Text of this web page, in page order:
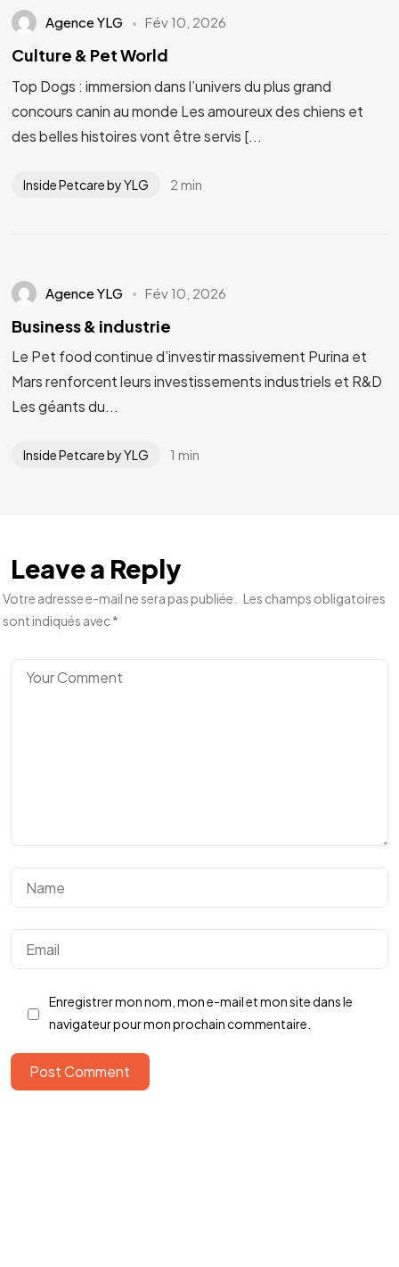
Agence YLG Fév 10, 2026
Culture & Pet World
Top Dogs : immersion dans l’univers du plus grand
concours canin au monde Les amoureux des chiens et
des belles histoires vont être servis [...
Inside Petcare by YLG 2 min
Agence YLG Fév 10, 2026
Business & industrie
Le Pet food continue d’investir massivement Purina et
Mars renforcent leurs investissements industriels et R&D
Les géants du...
Inside Petcare by YLG 1 min
Leave a Reply
Votre adresse e-mail ne sera pas publiée.
Les champs obligatoires
sont indiqués avec*
Enregistrer mon nom, mon e-mail et mon site dans le
navigateur pour mon prochain commentaire.
Post Comment
Vous avez unPROJET
EN TÊTE ?